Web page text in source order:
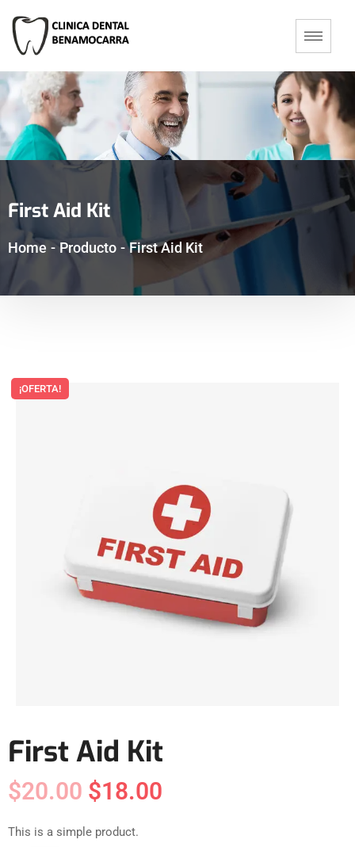
First Aid Kit
Home - Producto - First Aid Kit
¡OFERTA!
First Aid Kit
$20.00 $18.00
This is a simple product.